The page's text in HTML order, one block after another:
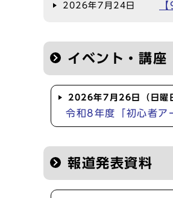
2026年7月24日
イベント・講座
2026年7月26日（日曜
令和8年度「初心者ア
報道発表資料